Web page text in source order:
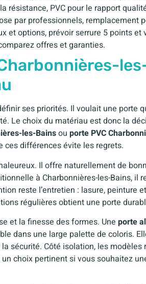
résistance, PVC pour le rapport
par professionnels, remplacement
et options, prévoir serrure 5 points et
offres et garanties.
ses priorités. Il voulait une porte
Le choix du matériau est donc la
les-Bainsou porte PVC
ces différences évite les regrets.
Il offre naturellement de
à Charbonnières-les-Bains, il
reste l’entretien : lasure, peinture
régulières obtient une porte
et la finesse des formes. Une porte
dans une large palette de coloris.
sécurité. Côté isolation, les
choix pertinent si vous souhaitez